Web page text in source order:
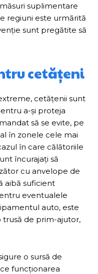
suplimentare
regiuni este urmărită
sunt pregătite să
cetățeni
cetățenii sunt
a-și proteja
să se evite, pe
în zonele cele mai
în care călătoriile
încurajați să
cu anvelope de
aibă suficient
eventualele
auto, este
trusă de prim-ajutor,
o sursă de
funcționarea